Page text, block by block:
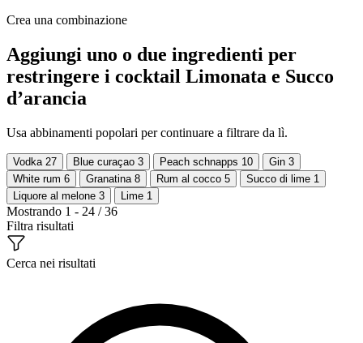
Crea una combinazione
Aggiungi uno o due ingredienti per
restringere i cocktail Limonata e Succo
d’arancia
Usa abbinamenti popolari per continuare a filtrare da lì.
Vodka 27 Blue curaçao 3 Peach schnapps 10 Gin 3
White rum 6 Granatina 8 Rum al cocco 5 Succo di lime 1
Liquore al melone 3 Lime 1
Mostrando 1 - 24 / 36
Filtra risultati
Cerca nei risultati